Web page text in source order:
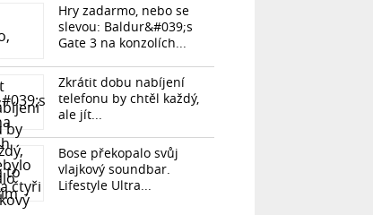
Hry zadarmo, nebo se
slevou: Baldur&#039;s
Gate 3 na konzolích...
Zkrátit dobu nabíjení
telefonu by chtěl každý,
ale jít...
Bose překopalo svůj
vlajkový soundbar.
Lifestyle Ultra...